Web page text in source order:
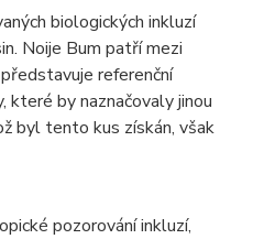
biologických inkluzí
Noije Bum patří mezi
referenční
by naznačovaly jinou
byl tento kus získán, však
pozorování inkluzí,